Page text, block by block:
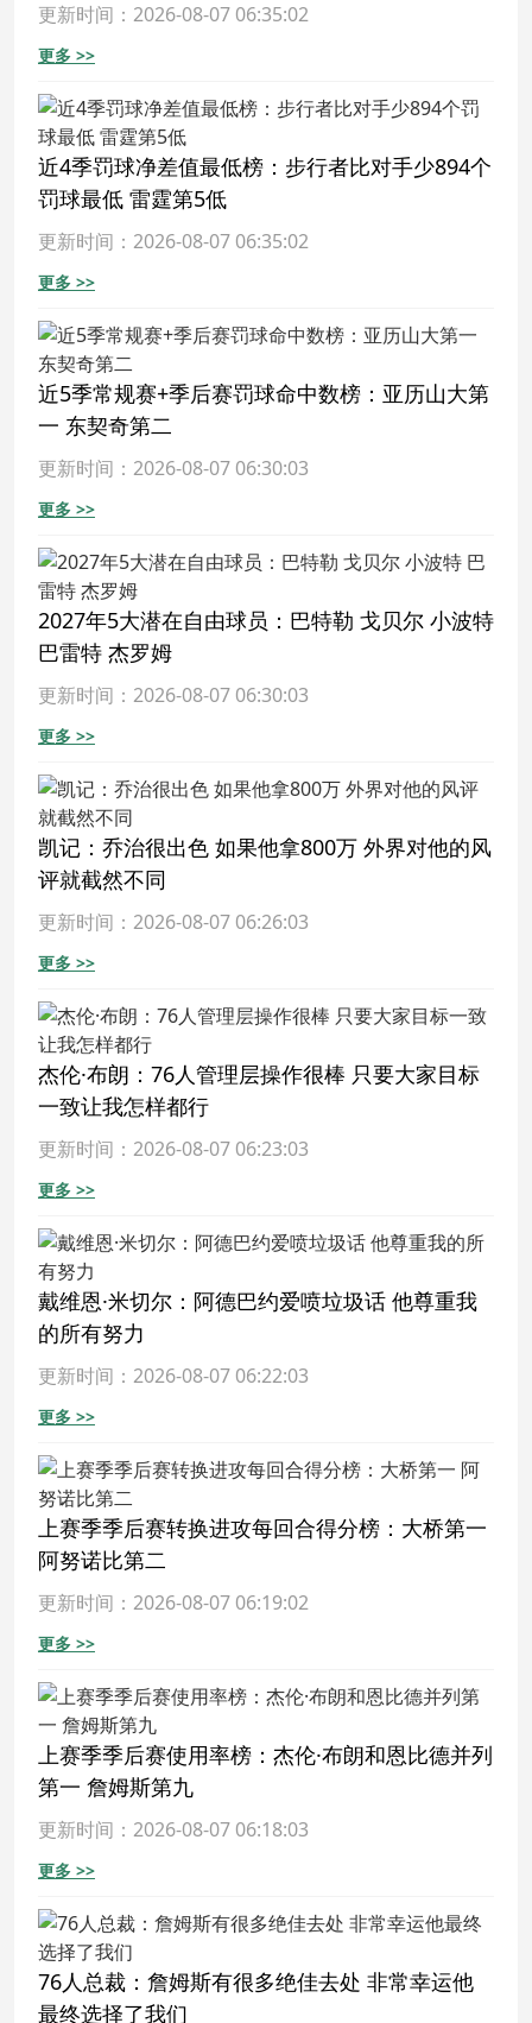
更新时间：2026-08-07 06:35:02
更多 >>
近4季罚球净差值最低榜：步行者比对手少894个
罚球最低 雷霆第5低
更新时间：2026-08-07 06:35:02
更多 >>
近5季常规赛+季后赛罚球命中数榜：亚历山大第
一 东契奇第二
更新时间：2026-08-07 06:30:03
更多 >>
2027年5大潜在自由球员：巴特勒 戈贝尔 小波特
巴雷特 杰罗姆
更新时间：2026-08-07 06:30:03
更多 >>
凯记：乔治很出色 如果他拿800万 外界对他的风
评就截然不同
更新时间：2026-08-07 06:26:03
更多 >>
杰伦·布朗：76人管理层操作很棒 只要大家目标
一致让我怎样都行
更新时间：2026-08-07 06:23:03
更多 >>
戴维恩·米切尔：阿德巴约爱喷垃圾话 他尊重我
的所有努力
更新时间：2026-08-07 06:22:03
更多 >>
上赛季季后赛转换进攻每回合得分榜：大桥第一
阿努诺比第二
更新时间：2026-08-07 06:19:02
更多 >>
上赛季季后赛使用率榜：杰伦·布朗和恩比德并列
第一 詹姆斯第九
更新时间：2026-08-07 06:18:03
更多 >>
76人总裁：詹姆斯有很多绝佳去处 非常幸运他
最终选择了我们